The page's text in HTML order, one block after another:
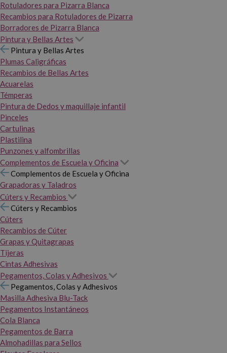
Rotuladores para Pizarra Blanca
Recambios para Rotuladores de Pizarra
Borradores de Pizarra Blanca
Pintura y Bellas Artes
Pintura y Bellas Artes
Plumas Caligráficas
Recambios de Bellas Artes
Acuarelas
Témperas
Pintura de Dedos y maquillaje infantil
Pinceles
Cartulinas
Plastilina
Punzones y alfombrillas
Complementos de Escuela y Oficina
Complementos de Escuela y Oficina
Grapadoras y Taladros
Cúters y Recambios
Cúters y Recambios
Cúters
Recambios de Cúter
Grapas y Quitagrapas
Tijeras
Cintas Adhesivas
Pegamentos, Colas y Adhesivos
Pegamentos, Colas y Adhesivos
Masilla Adhesiva Blu-Tack
Pegamentos Instantáneos
Cola Blanca
Pegamentos de Barra
Almohadillas para Sellos